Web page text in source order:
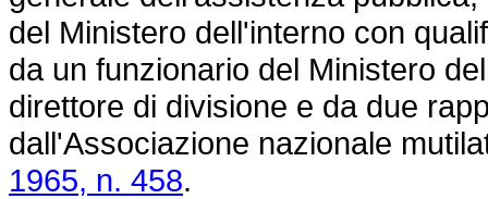
del Ministero dell'interno con
da un funzionario del Ministero
direttore di divisione e da due
dall'Associazione nazionale
1965, n. 458.